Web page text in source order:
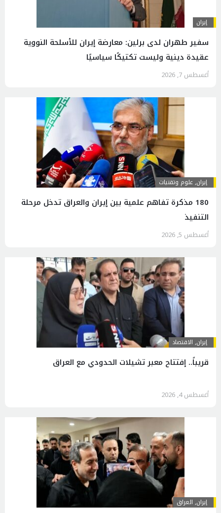
إيران
سفير طهران لدى برلين: معارضة إيران للأسلحة النووية
عقيدة دينية وليست تكتيكًا سياسيًا
أغسطس 7, 2026
إيران,علوم وتقنيات
180 مذكرة تفاهم علمية بين إيران والعراق تدخل مرحلة
التنفيذ
أغسطس 5, 2026
إيران, الاقتصاد
قريباً.. إفتتاح معبر تشيلات الحدودي مع العراق
أغسطس 4, 2026
إيران, العراق